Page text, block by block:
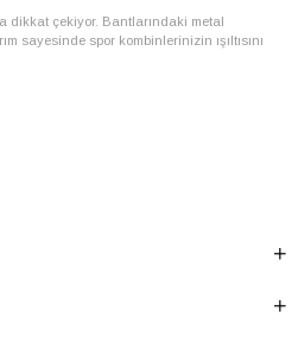
dikkat çekiyor. Bantlarındaki metal
sayesinde spor kombinlerinizin ışıltısını